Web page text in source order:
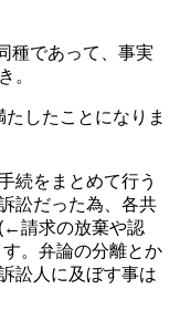
種であって、事実
。
したことになりま
続をまとめて行う
訟だった為、各共
請求の放棄や認
。弁論の分離とか
訟人に及ぼす事は